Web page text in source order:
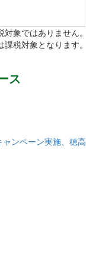
象ではありません。
税対象となります。
ス
ンペーン実施、穂高